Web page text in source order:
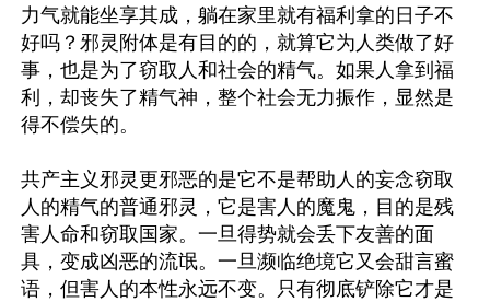
力气就能坐享其成，躺在家里就有福利拿的日子不
好吗？邪灵附体是有目的的，就算它为人类做了好
事，也是为了窃取人和社会的精气。如果人拿到福
利，却丧失了精气神，整个社会无力振作，显然是
得不偿失的。
共产主义邪灵更邪恶的是它不是帮助人的妄念窃取
人的精气的普通邪灵，它是害人的魔鬼，目的是残
害人命和窃取国家。一旦得势就会丢下友善的面
具，变成凶恶的流氓。一旦濒临绝境它又会甜言蜜
语，但害人的本性永远不变。只有彻底铲除它才是